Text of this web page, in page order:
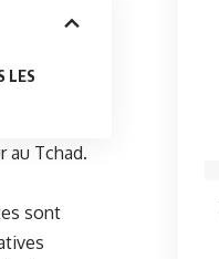
LES
au Tchad.
sont